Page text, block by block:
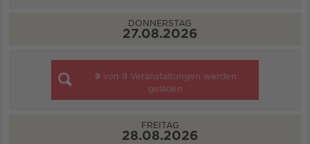
DONNERSTAG
27.08.2026
9 von 9 Veranstaltungen werden
geladen
FREITAG
28.08.2026